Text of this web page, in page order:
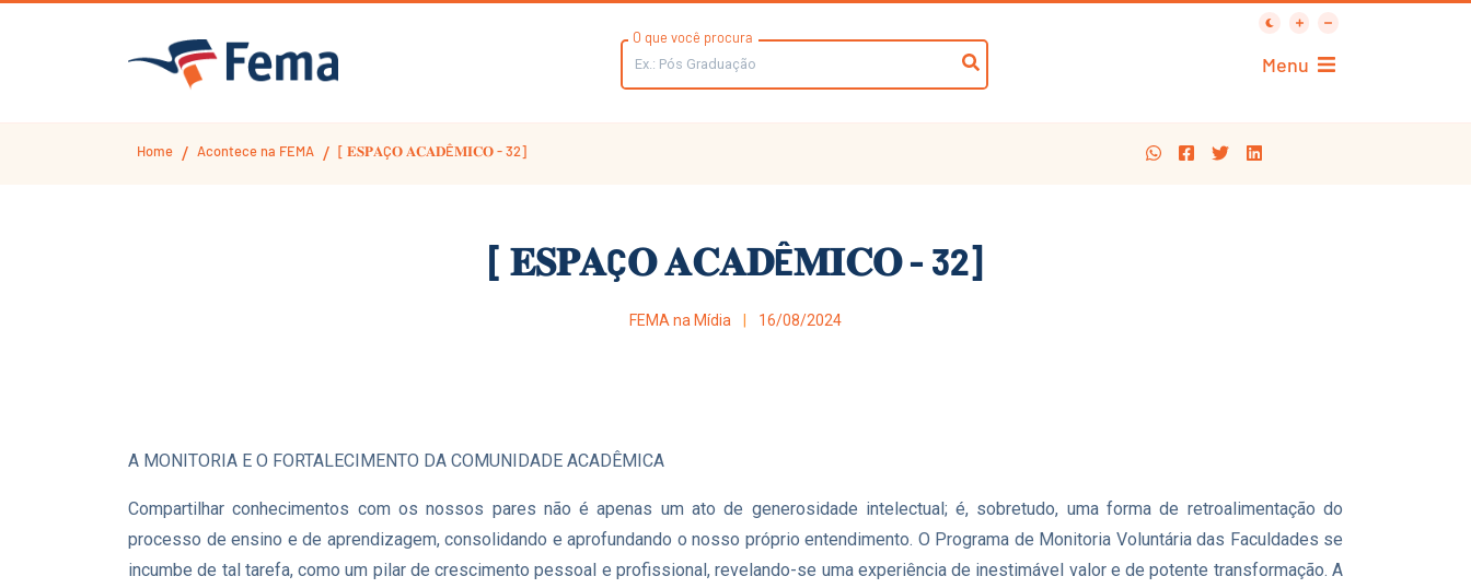
O que você procura
Menu
Home / Acontece na FEMA / [ 𝐄𝐒𝐏𝐀Ç𝐎 𝐀𝐂𝐀𝐃Ê𝐌𝐈𝐂𝐎 - 32]
[ 𝐄𝐒𝐏𝐀Ç𝐎 𝐀𝐂𝐀𝐃Ê𝐌𝐈𝐂𝐎 - 32]
FEMA na Mídia 16/08/2024
A MONITORIA E O FORTALECIMENTO DA COMUNIDADE ACADÊMICA
Compartilhar conhecimentos com os nossos pares não é apenas um ato de generosidade intelectual; é, sobretudo, uma forma de retroalimentação do
processo de ensino e de aprendizagem, consolidando e aprofundando o nosso próprio entendimento. O Programa de Monitoria Voluntária das Faculdades se
incumbe de tal tarefa, como um pilar de crescimento pessoal e profissional, revelando-se uma experiência de inestimável valor e de potente transformação. A